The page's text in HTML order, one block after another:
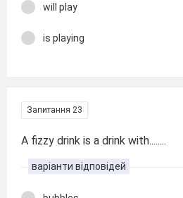
will play
is playing
Запитання 23
A fizzy drink is a drink with........
варіанти відповідей